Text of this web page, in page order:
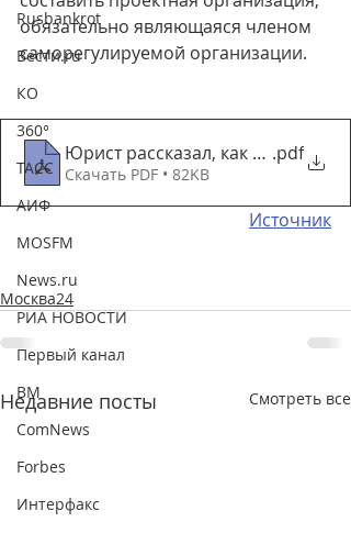
Rusbankrot
Вести.ru
КО
360°
ТАСС
АИФ
MOSFM
News.ru
РИА НОВОСТИ
Первый канал
ВМ
ComNews
Forbes
Интерфакс
обязательно являющаяся членом
саморегулируемой организации.
Юрист рассказал, как законно
.pdf
Скачать PDF • 82KB
Источник
Москва24
Недавние посты Смотреть все